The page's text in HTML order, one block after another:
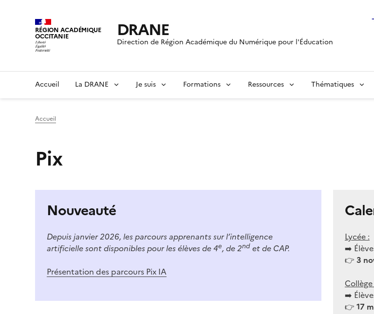
RÉGION ACADÉMIQUE
OCCITANIE DRANE
Direction de Région Académique du Numérique pour l'Éducation
Accueil La DRANE Je suis Formations Ressources Thématiques
Accueil
Pix
Nouveauté
Depuis janvier 2026, les parcours apprenants sur l’intelligence
artificielle sont disponibles pour les élèves de 4e, de 2nd et de CAP.
Présentation des parcours Pix IA
Lycée :
➡️
👉 3
Collège
➡️
👉 17